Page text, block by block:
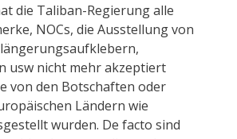
die Taliban-Regierung alle
NOCs, die Ausstellung von
usw nicht mehr akzeptiert
von den Botschaften oder
Ländern wie
wurden. De facto sind